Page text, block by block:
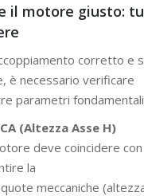
il motore giusto:
corretto e
è necessario verificare
parametri
(Altezza Asse H)
deve coincidere
la
meccaniche